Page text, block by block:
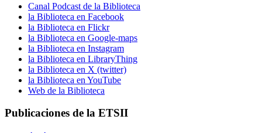
Canal Podcast de la Biblioteca
la Biblioteca en Facebook
la Biblioteca en Flickr
la Biblioteca en Google-maps
la Biblioteca en Instagram
la Biblioteca en LibraryThing
la Biblioteca en X (twitter)
la Biblioteca en YouTube
Web de la Biblioteca
Publicaciones de la ETSII